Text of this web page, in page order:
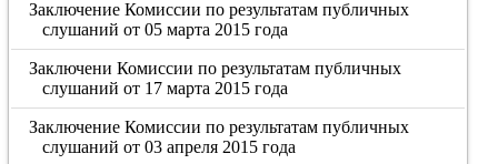
Заключение Комиссии по результатам публичных
слушаний от 05 марта 2015 года
Заключени Комиссии по результатам публичных
слушаний от 17 марта 2015 года
Заключение Комиссии по результатам публичных
слушаний от 03 апреля 2015 года